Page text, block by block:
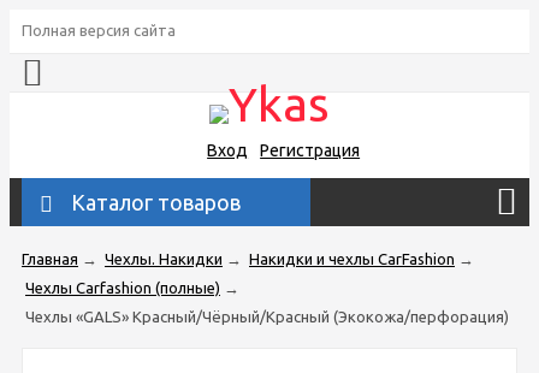
Полная версия сайта
Вход Регистрация
Каталог товаров
Главная → Чехлы. Накидки → Накидки и чехлы CarFashion →
Чехлы Carfashion (полные) →
Чехлы «GALS» Красный/Чёрный/Красный (Экокожа/перфорация)